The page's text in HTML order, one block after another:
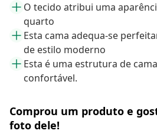
O tecido atribui uma
quarto
Esta cama adequa-se
de estilo moderno
Esta é uma estrutura de
confortável.
Comprou um produto e
foto dele!